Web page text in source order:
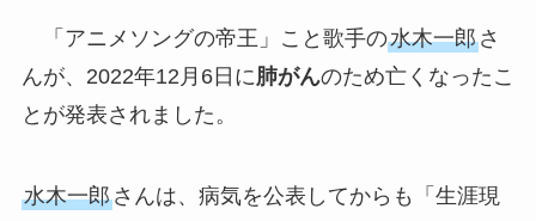
「アニメソングの帝王」こと歌手の水木一郎さ
んが、2022年12月6日に肺がんのため亡くなったこ
とが発表されました。
水木一郎さんは、病気を公表してからも「生涯現